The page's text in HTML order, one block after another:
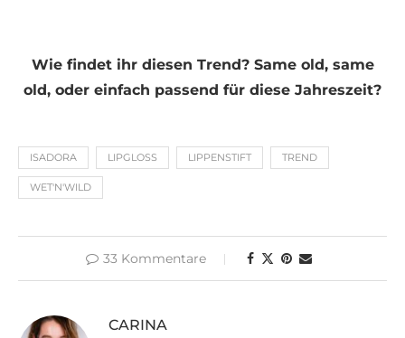
Wie findet ihr diesen Trend? Same old, same
old, oder einfach passend für diese Jahreszeit?
ISADORA LIPGLOSS LIPPENSTIFT TREND
WET'N'WILD
33 Kommentare
CARINA